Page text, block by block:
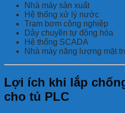
Nhà máy sản xuất
Hệ thống xử lý nước
Trạm bơm công nghiệp
Dây chuyền tự động hóa
Hệ thống SCADA
Nhà máy năng lượng mặt
Lợi ích khi lắp
cho tủ PLC